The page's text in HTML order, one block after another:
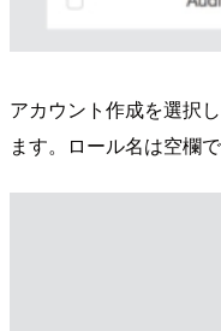
アカウント作成を選択
ます。ロール名は空欄